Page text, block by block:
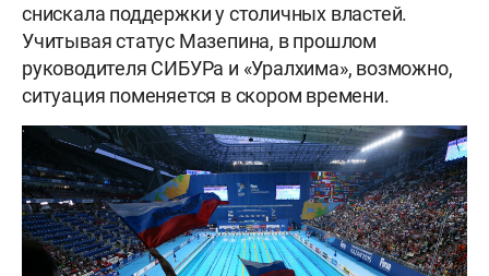
снискала поддержки у столичных властей.
Учитывая статус Мазепина, в прошлом
руководителя СИБУРа и «Уралхима», возможно,
ситуация поменяется в скором времени.